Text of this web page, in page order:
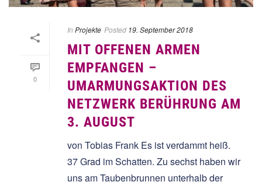
0
In Projekte Posted 19. September 2018
MIT OFFENEN ARMEN
EMPFANGEN –
UMARMUNGSAKTION DES
NETZWERK BERÜHRUNG AM
3. AUGUST
von Tobias Frank Es ist verdammt heiß.
37 Grad im Schatten. Zu sechst haben wir
uns am Taubenbrunnen unterhalb der